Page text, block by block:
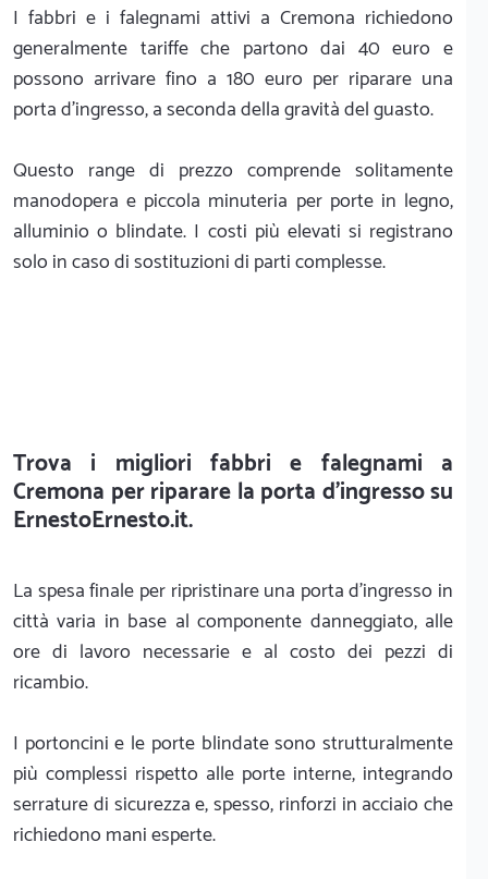
I fabbri e i falegnami attivi a Cremona richiedono
generalmente tariffe che partono dai 40 euro e
possono arrivare fino a 180 euro per riparare una
porta d'ingresso, a seconda della gravità del guasto.
Questo range di prezzo comprende solitamente
manodopera e piccola minuteria per porte in legno,
alluminio o blindate. I costi più elevati si registrano
solo in caso di sostituzioni di parti complesse.
Trova i migliori fabbri e falegnami a
Cremona per riparare la porta d'ingresso su
ErnestoErnesto.it.
La spesa finale per ripristinare una porta d'ingresso in
città varia in base al componente danneggiato, alle
ore di lavoro necessarie e al costo dei pezzi di
ricambio.
I portoncini e le porte blindate sono strutturalmente
più complessi rispetto alle porte interne, integrando
serrature di sicurezza e, spesso, rinforzi in acciaio che
richiedono mani esperte.